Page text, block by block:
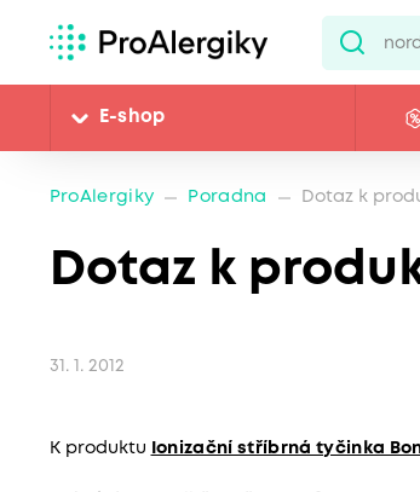
E-shop
ProAlergiky Poradna Dotaz k
Dotaz k
31. 1. 2012
K produktu Ionizační stříbrná tyčinka